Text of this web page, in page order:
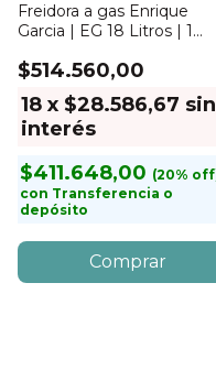
Freidora a gas Enrique
Garcia | EG 18 Litros | 1
$514.560,00
18 x $28.586,67 sin
interés
$411.648,00
con Transferencia o
depósito